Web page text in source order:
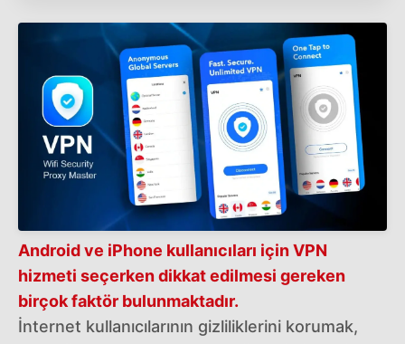
Android ve iPhone kullanıcıları için VPN
hizmeti seçerken dikkat edilmesi gereken
birçok faktör bulunmaktadır.
İnternet kullanıcılarının gizliliklerini korumak,